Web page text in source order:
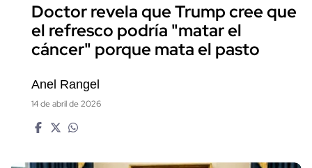
Doctor revela que Trump cree que
el refresco podría "matar el
cáncer" porque mata el pasto
Anel Rangel
14 de abril de 2026